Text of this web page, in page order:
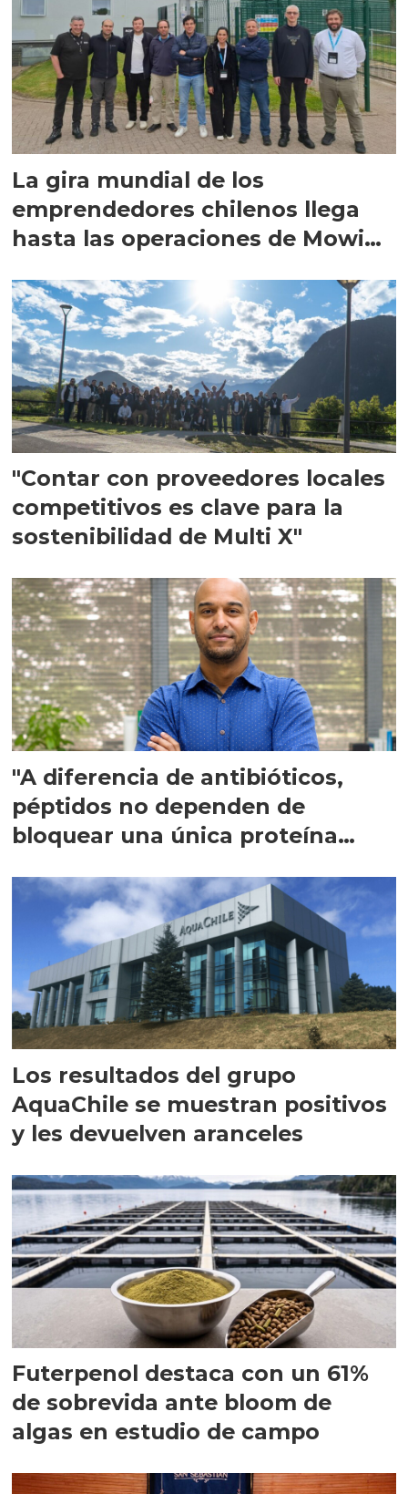
La gira mundial de los
emprendedores chilenos llega
hasta las operaciones de Mowi
"Contar con proveedores locales
competitivos es clave para la
sostenibilidad de Multi X"
"A diferencia de antibióticos,
péptidos no dependen de
bloquear una única proteína
Los resultados del grupo
AquaChile se muestran positivos
y les devuelven aranceles
Futerpenol destaca con un 61%
de sobrevida ante bloom de
algas en estudio de campo